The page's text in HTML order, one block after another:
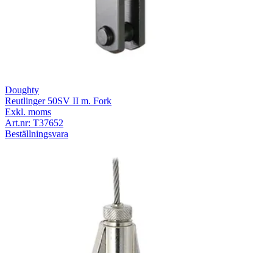
Doughty
Reutlinger 50SV II m. Fork
Exkl. moms
Art.nr: T37652
Beställningsvara